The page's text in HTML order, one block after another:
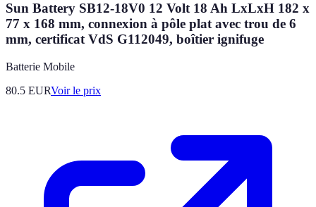
Sun Battery SB12-18V0 12 Volt 18 Ah LxLxH 182 x
77 x 168 mm, connexion à pôle plat avec trou de 6
mm, certificat VdS G112049, boîtier ignifuge
Batterie Mobile
80.5 EURVoir le prix